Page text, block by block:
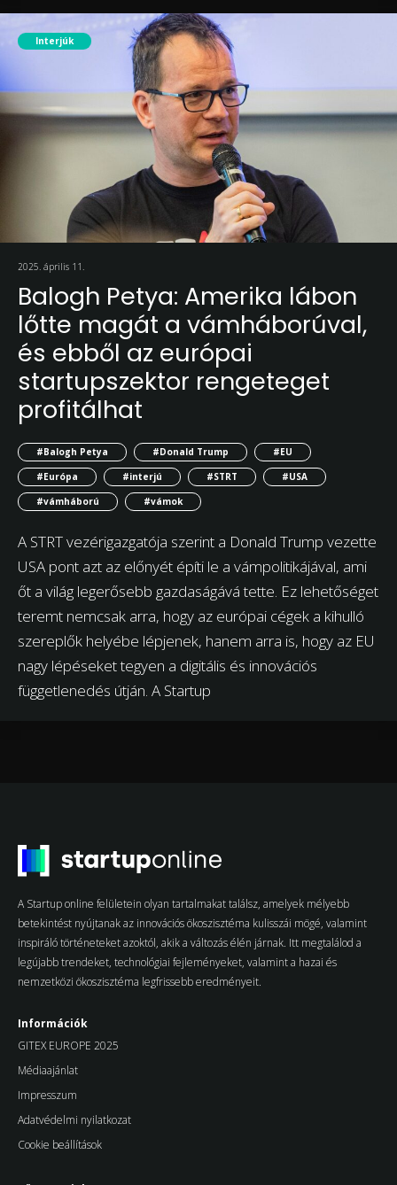
Interjúk
2025. április 11.
Balogh Petya: Amerika lábon
lőtte magát a vámháborúval,
és ebből az európai
startupszektor rengeteget
profitálhat
#Balogh Petya #Donald Trump
#EU
#Európa
#interjú #STRT
#USA
#vámháború
#vámok
A STRT vezérigazgatója szerint a Donald Trump vezette
USA pont azt az előnyét építi le a vámpolitikájával, ami
őt a világ legerősebb gazdaságává tette. Ez lehetőséget
teremt nemcsak arra, hogy az európai cégek a kihulló
szereplők helyébe lépjenek, hanem arra is, hogy az EU
nagy lépéseket tegyen a digitális és innovációs
függetlenedés útján. A Startup
A Startup online felületein olyan tartalmakat találsz, amelyek mélyebb
betekintést nyújtanak az innovációs ökoszisztéma kulisszái mögé, valamint
inspiráló történeteket azoktól, akik a változás élén járnak. Itt megtalálod a
legújabb trendeket, technológiai fejleményeket, valamint a hazai és
nemzetközi ökoszisztéma legfrissebb eredményeit.
Információk
GITEX EUROPE 2025
Médiaajánlat
Impresszum
Adatvédelmi nyilatkozat
Cookie beállítások